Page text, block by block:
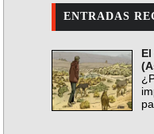
ENTRADAS